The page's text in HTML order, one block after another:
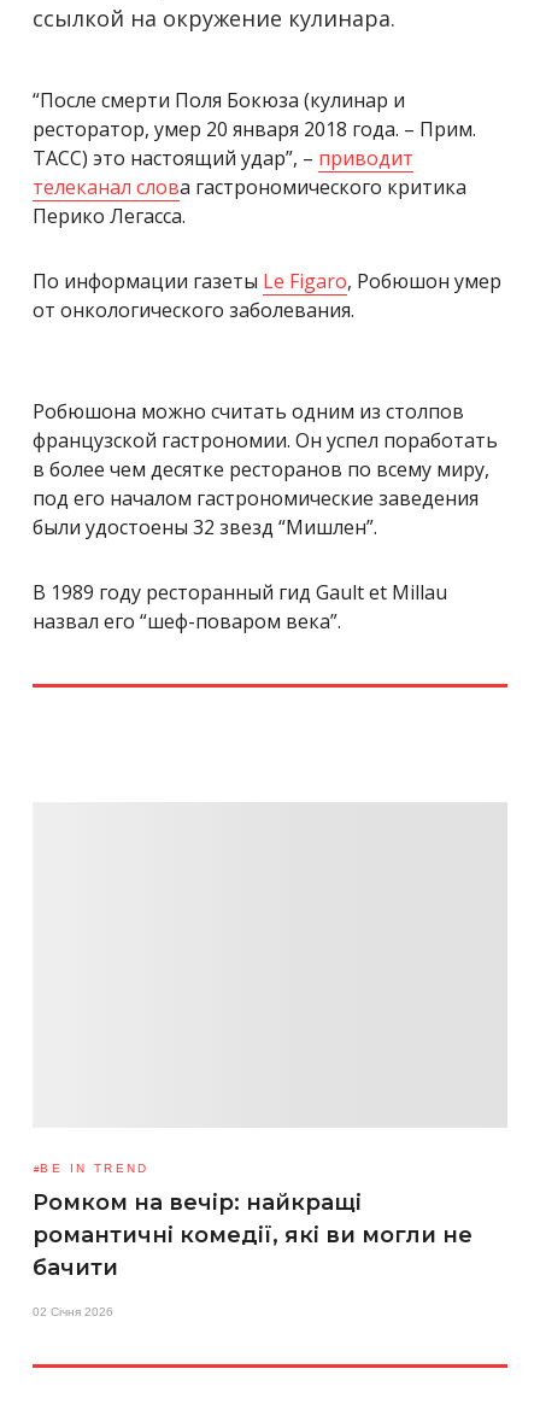
ссылкой на окружение кулинара.
“После смерти Поля Бокюза (кулинар и
ресторатор, умер 20 января 2018 года. – Прим.
ТАСС) это настоящий удар”, – приводит
телеканал слова гастрономического критика
Перико Легасса.
По информации газеты Le Figaro, Робюшон умер
от онкологического заболевания.
Робюшона можно считать одним из столпов
французской гастрономии. Он успел поработать
в более чем десятке ресторанов по всему миру,
под его началом гастрономические заведения
были удостоены 32 звезд “Мишлен”.
В 1989 году ресторанный гид Gault et Millau
назвал его “шеф-поваром века”.
BE IN TREND
Ромком на вечір: найкращі
романтичні комедії, які ви могли не
бачити
02 Січня 2026